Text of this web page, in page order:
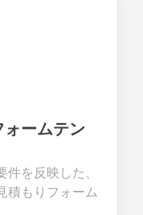
ームテン
を反映した、
積もりフォーム